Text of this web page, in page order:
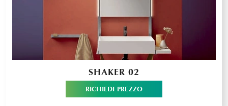
SHAKER 02
RICHIEDI PREZZO